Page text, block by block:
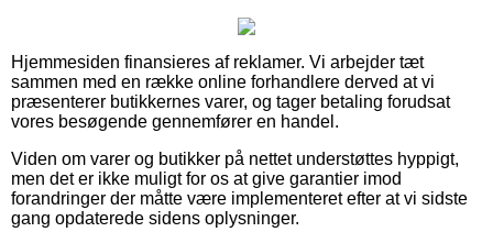
Hjemmesiden finansieres af reklamer. Vi arbejder tæt
sammen med en række online forhandlere derved at vi
præsenterer butikkernes varer, og tager betaling forudsat
vores besøgende gennemfører en handel.
Viden om varer og butikker på nettet understøttes hyppigt,
men det er ikke muligt for os at give garantier imod
forandringer der måtte være implementeret efter at vi sidste
gang opdaterede sidens oplysninger.